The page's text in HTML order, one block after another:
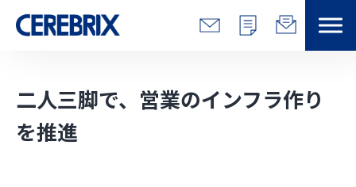
解決できる課題
二人三脚で、営業のインフラ作り
を推進